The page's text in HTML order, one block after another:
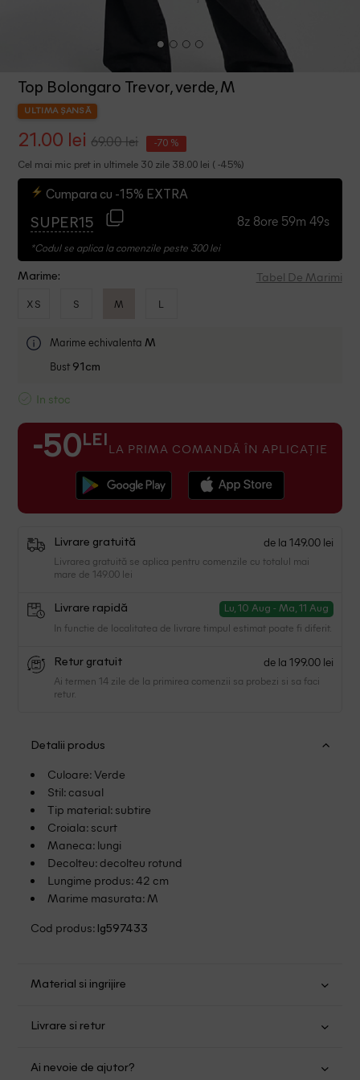
Top Bolongaro Trevor, verde, M
ULTIMA ȘANSĂ
21.00 lei 69.00 lei -70 %
Cel mai mic pret in ultimele 30 zile 38.00 lei ( -45%)
Cumpara cu -15% EXTRA
SUPER15 8z 8ore 59m 49s
*Codul se aplica la comenzile peste 300 lei
Marime: Tabel De Marimi
XS S M L
Marime echivalenta M
Bust 91cm
In stoc
-50 LEI LA PRIMA COMANDĂ ÎN APLICAȚIE
Livrare gratuită de la 149.00 lei
Livrarea gratuită se aplica pentru comenzile cu totalul mai
mare de 149.00 lei
Livrare rapidă Lu, 10 Aug - Ma, 11 Aug
In functie de localitatea de livrare timpul estimat poate fi diferit.
Retur gratuit de la 199.00 lei
Ai termen 14 zile de la primirea comenzii sa probezi si sa faci
retur.
Detalii produs
Culoare: Verde
Stil: casual
Tip material: subtire
Croiala: scurt
Maneca: lungi
Decolteu: decolteu rotund
Lungime produs: 42 cm
Marime masurata: M
Cod produs: lg597433
Material si ingrijire
Nu folositi inalbitor
Livrare si retur
mare de 149.00 lei.
Ai nevoie de ajutor?